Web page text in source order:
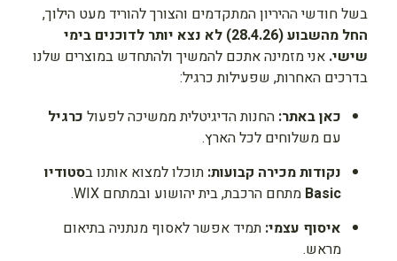
בשל חודשי ההיריון המתקדמים והצורך להוריד מעט הילוך,
החל מהשבוע (28.4.26) לא נצא יותר לדוכנים בימי
שישי. אני מזמינה אתכם להמשיך ולהתחדש במוצרים שלנו
בדרכים האחרות, שפעילות כרגיל:
כאן באתר: החנות הדיגיטלית ממשיכה לפעול כרגיל
עם משלוחים לכל הארץ.
נקודות מכירה קבועות: תוכלו למצוא אותנו בסטודיו
Basic מתחם הרכבת, בית יהושוע ובמתחם WIX.
איסוף עצמי: תמיד אפשר לאסוף מנתניה בתיאום
מראש.